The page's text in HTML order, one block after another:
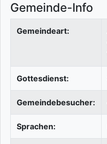
Gemeinde-Info
Gemeindeart:
Gottesdienst:
Gemeindebesucher:
Sprachen: